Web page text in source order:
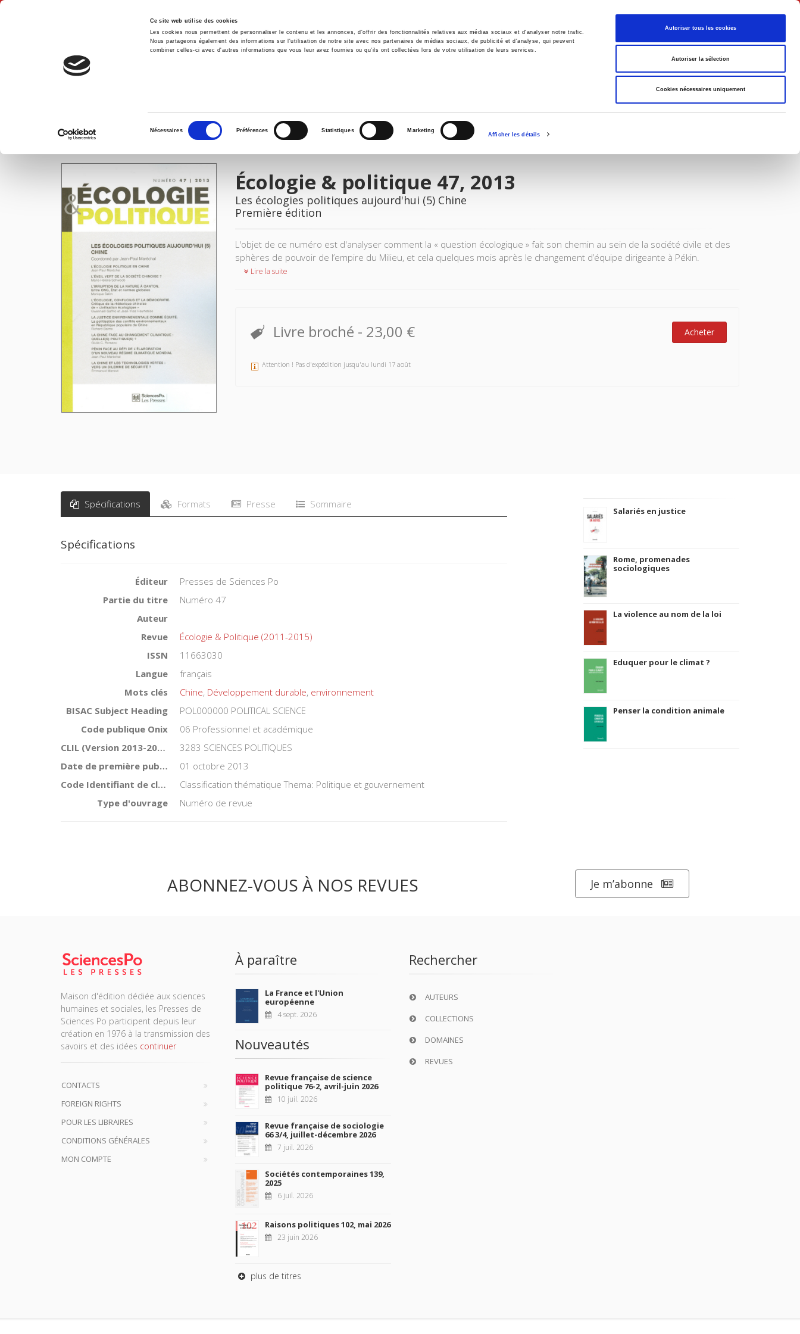
Ce site web utilise des cookies
Les cookies nous permettent de personnaliser le contenu et les annonces, d'offrir des fonctionnalités relatives aux médias sociaux et d'analyser notre trafic.
Nous partageons également des informations sur l'utilisation de notre site avec nos partenaires de médias sociaux, de publicité et d'analyse, qui peuvent
combiner celles-ci avec d'autres informations que vous leur avez fournies ou qu'ils ont collectées lors de votre utilisation de leurs services.
consentement
Nécessaires Préférences Statistiques Marketing
Afficher les détails
Autoriser tous les cookies
Autoriser la sélection
Cookies nécessaires uniquement
Français
Accueil Environnement Histoire International
IMAGES
Écologie & politique 47, 2013
Les écologies politiques aujourd'hui (5) Chine
Première édition
L'objet de ce numéro est d'analyser comment la « question écologique » fait son chemin au sein de la société civile et des
sphères de pouvoir de l’empire du Milieu, et cela quelques mois après le changement d’équipe dirigeante à Pékin.
Lire la suite
Livre broché - 23,00 € Acheter
Attention ! Pas d'expédition jusqu'au lundi 17 août
Spécifications Formats Presse Sommaire
Spécifications
Éditeur
Presses de Sciences Po
Partie du titre
Numéro 47
Auteur
Revue
Écologie & Politique (2011-2015)
ISSN
11663030
Langue
français
Mots clés
Chine, Développement durable, environnement
BISAC Subject Heading
POL000000 POLITICAL SCIENCE
Code publique Onix
06 Professionnel et académique
CLIL (Version 2013-2019 )
3283 SCIENCES POLITIQUES
Date de première publication du titre
01 octobre 2013
Code Identifiant de classement sujet
Classification thématique Thema: Politique et gouvernement
Type d'ouvrage
Numéro de revue
Salariés en justice
Rome, promenades
sociologiques
La violence au nom de la loi
Eduquer pour le climat ?
Penser la condition animale
ABONNEZ-VOUS À NOS REVUES Je m’abonne
Maison d'édition dédiée aux sciences
humaines et sociales, les Presses de
Sciences Po participent depuis leur
création en 1976 à la transmission des
savoirs et des idées continuer
CONTACTS
FOREIGN RIGHTS
POUR LES LIBRAIRES
CONDITIONS GÉNÉRALES
MON COMPTE
À paraître
La France et l'Union
européenne
4 sept. 2026
Nouveautés
Revue française de science
politique 76-2, avril-juin 2026
10 juil. 2026
Revue française de sociologie
66 3/4, juillet-décembre 2026
7 juil. 2026
Sociétés contemporaines 139,
2025
6 juil. 2026
Raisons politiques 102, mai 2026
23 juin 2026
plus de titres
Rechercher
AUTEURS
COLLECTIONS
DOMAINES
REVUES